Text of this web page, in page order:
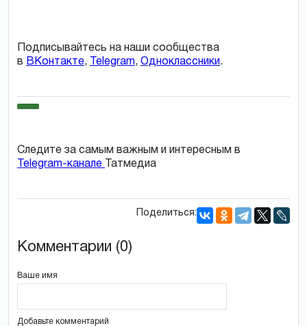
Подписывайтесь на наши сообщества
в ВКонтакте, Telegram, Одноклассники.
Следите за самым важным и интересным в
Telegram-канале
Татмедиа
Поделиться:
Комментарии (0)
Ваше имя
Добавьте комментарий